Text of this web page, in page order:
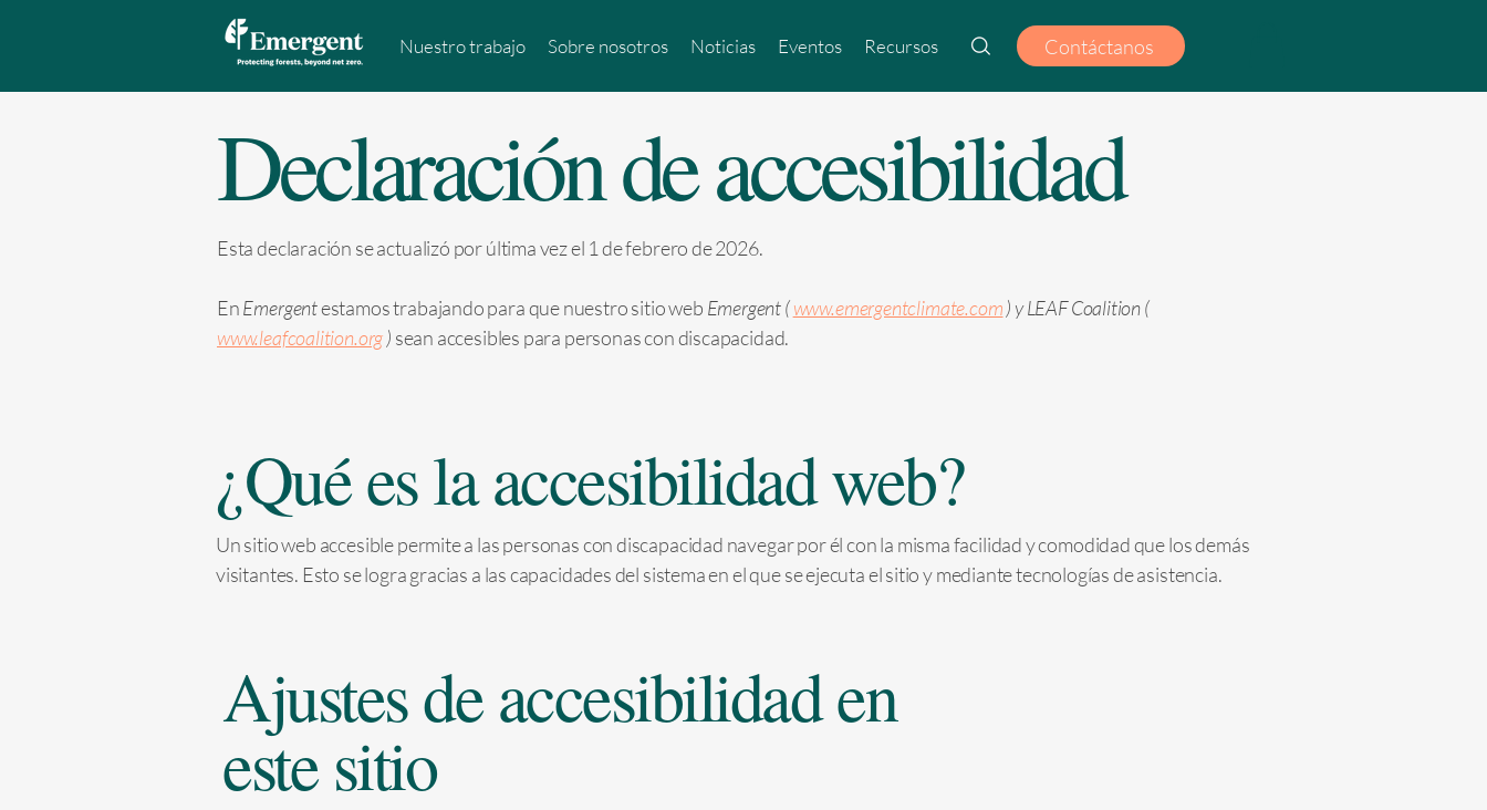
Nuestro trabajo Sobre nosotros Noticias Eventos Recursos Contáctanos
Declaración de accesibilidad
Esta declaración se actualizó por última vez el 1 de febrero de 2026.
EnEmergentestamos trabajando para que nuestro sitio web Emergent (www.emergentclimate.com) y LEAF Coalition (
www.leafcoalition.org) sean accesibles para personas con discapacidad.
¿Qué es la accesibilidad web?
Un sitio web accesible permite a las personas con discapacidad navegar por él con la misma facilidad y comodidad que los demás
visitantes. Esto se logra gracias a las capacidades del sistema en el que se ejecuta el sitio y mediante tecnologías de asistencia.
Ajustes de accesibilidad en
este sitio